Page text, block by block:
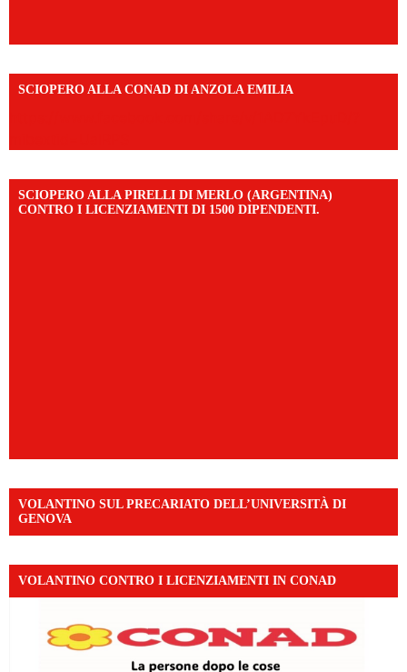
SCIOPERO ALLA CONAD DI ANZOLA EMILIA
SCIOPERO ALLA PIRELLI DI MERLO (ARGENTINA)
CONTRO I LICENZIAMENTI DI 1500 DIPENDENTI.
VOLANTINO SUL PRECARIATO DELL’UNIVERSITÀ DI
GENOVA
VOLANTINO CONTRO I LICENZIAMENTI IN CONAD